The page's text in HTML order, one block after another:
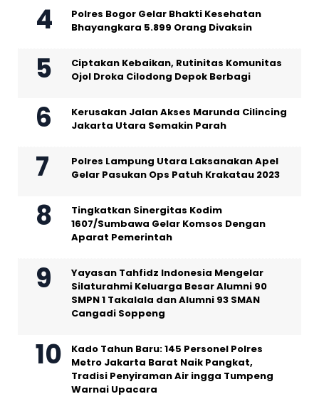
Polres Bogor Gelar Bhakti Kesehatan
Bhayangkara 5.899 Orang Divaksin
Ciptakan Kebaikan, Rutinitas Komunitas
Ojol Droka Cilodong Depok Berbagi
Kerusakan Jalan Akses Marunda Cilincing
Jakarta Utara Semakin Parah
Polres Lampung Utara Laksanakan Apel
Gelar Pasukan Ops Patuh Krakatau 2023
Tingkatkan Sinergitas Kodim
1607/Sumbawa Gelar Komsos Dengan
Aparat Pemerintah
Yayasan Tahfidz Indonesia Mengelar
Silaturahmi Keluarga Besar Alumni 90
SMPN 1 Takalala dan Alumni 93 SMAN
Cangadi Soppeng
Kado Tahun Baru: 145 Personel Polres
Metro Jakarta Barat Naik Pangkat,
Tradisi Penyiraman Air ingga Tumpeng
Warnai Upacara